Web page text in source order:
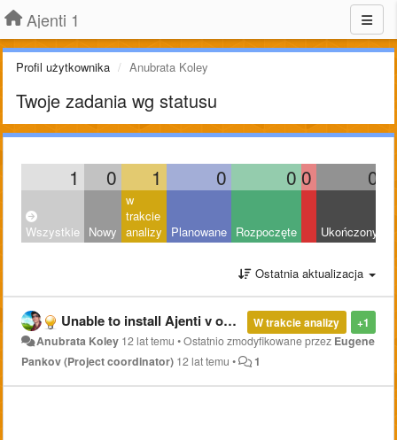
Ajenti 1
Profil użytkownika Anubrata Koley
Twoje zadania wg statusu
1 0 1 0 0 0 0
Wszystkie Nowy
w
trakcie
analizy
Planowane Rozpoczęte Ukończony
Ostatnia aktualizacja
+1
W trakcie analizy
Unable to install Ajenti v on ubuntu 12.10 ubuntu
Anubrata Koley 12 lat temu •Ostatnio zmodyfikowane przez Eugene
Pankov (Project coordinator) 12 lat temu • 1